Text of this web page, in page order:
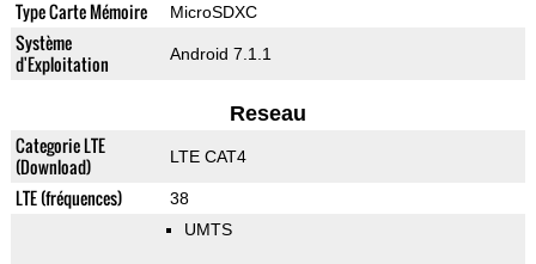
Type Carte Mémoire MicroSDXC
Système
d'Exploitation
Android 7.1.1
Reseau
Categorie LTE
(Download)
LTE CAT4
LTE (fréquences) 38
UMTS